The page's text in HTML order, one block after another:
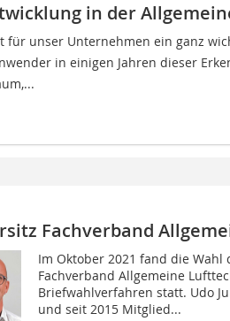
in der
für unser Unternehmen ein ganz
in einigen Jahren dieser
Fachverband
Im Oktober 2021 fand die Wahl
Fachverband Allgemeine
Briefwahlverfahren statt. Udo
und seit 2015 Mitglied...